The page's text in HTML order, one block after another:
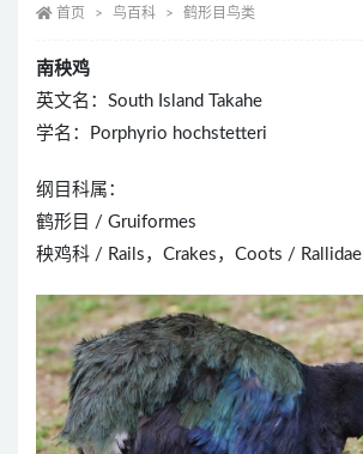
首页 鸟百科 鹤形目鸟类
南秧鸡
英文名：South Island Takahe
学名：Porphyrio hochstetteri
纲目科属：
鹤形目 / Gruiformes
秧鸡科 / Rails，Crakes，Coots / Rallidae